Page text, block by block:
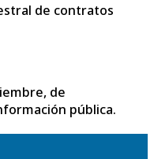
de contratos
de
pública.